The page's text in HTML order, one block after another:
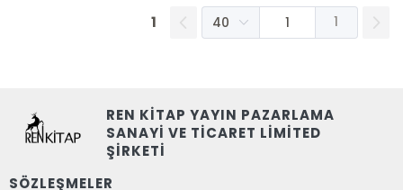
1 1
REN KİTAP YAYIN PAZARLAMA
SANAYİ VE TİCARET LİMİTED
ŞİRKETİ
SÖZLEŞMELER